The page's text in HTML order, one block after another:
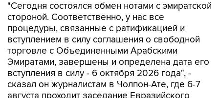
"Сегодня состоялся обмен нотами с эмиратской
стороной. Соответственно, у нас все
процедуры, связанные с ратификацией и
вступлением в силу соглашения о свободной
торговле с Объединенными Арабскими
Эмиратами, завершены и определена дата его
вступления в силу - 6 октября 2026 года", -
сказал он журналистам в Чолпон-Ате, где 6-7